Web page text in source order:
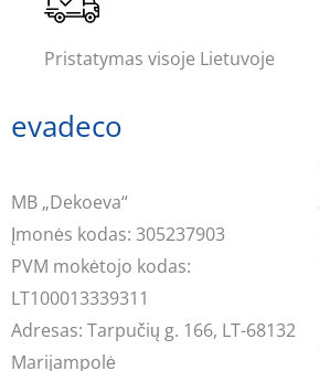
Pristatymas visoje Lietuvoje
evadeco
MB „Dekoeva“
Įmonės kodas: 305237903
PVM mokėtojo kodas:
LT100013339311
Adresas: Tarpučių g. 166, LT-68132
Marijampolė